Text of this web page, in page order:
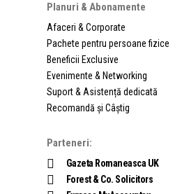
Planuri & Abonamente
Afaceri & Corporate
Pachete pentru persoane fizice
Beneficii Exclusive
Evenimente & Networking
Suport & Asistență dedicată
Recomandă și Câștig
Parteneri:
Gazeta Romaneasca UK
Forest & Co. Solicitors